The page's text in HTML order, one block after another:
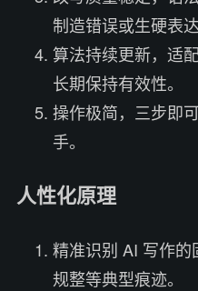
制造错误或生硬表达
算法持续更新，适
长期保持有效性。
操作极简，三步即
手。
人性化原理
精准识别 AI 写作
规整等典型痕迹。